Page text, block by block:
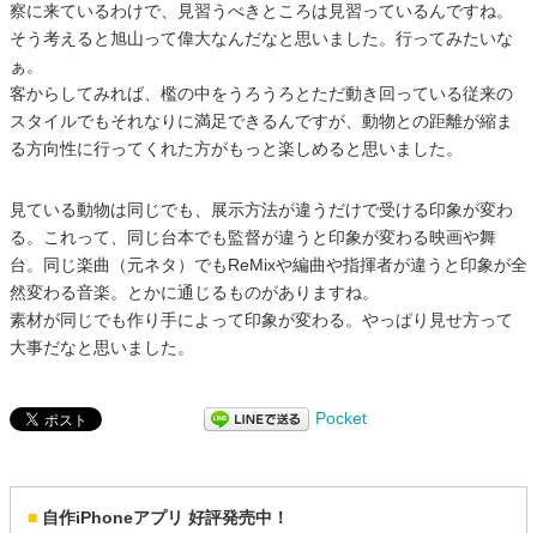
察に来ているわけで、見習うべきところは見習っているんですね。
そう考えると旭山って偉大なんだなと思いました。行ってみたいな
ぁ。
客からしてみれば、檻の中をうろうろとただ動き回っている従来の
スタイルでもそれなりに満足できるんですが、動物との距離が縮ま
る方向性に行ってくれた方がもっと楽しめると思いました。
見ている動物は同じでも、展示方法が違うだけで受ける印象が変わ
る。これって、同じ台本でも監督が違うと印象が変わる映画や舞
台。同じ楽曲（元ネタ）でもReMixや編曲や指揮者が違うと印象が全
然変わる音楽。とかに通じるものがありますね。
素材が同じでも作り手によって印象が変わる。やっぱり見せ方って
大事だなと思いました。
Pocket
■ 自作iPhoneアプリ 好評発売中！